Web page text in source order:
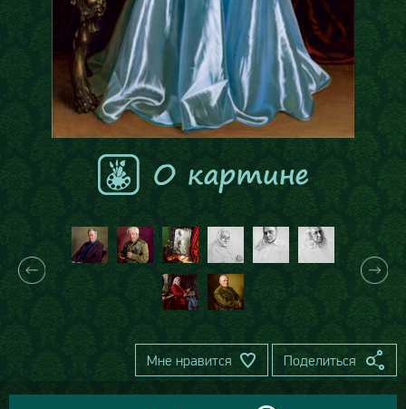
Мне нравится Поделиться